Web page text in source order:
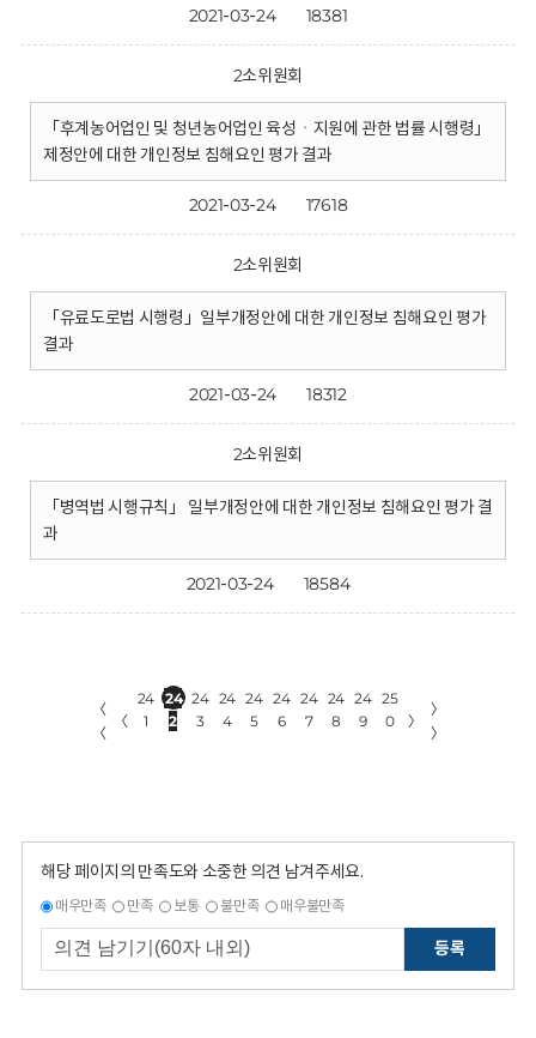
2021-03-24 18381
2소위원회
「후계농어업인 및 청년농어업인 육성ㆍ지원에 관한 법률 시행령」
제정안에 대한 개인정보 침해요인 평가 결과
2021-03-24 17618
2소위원회
「유료도로법 시행령」일부개정안에 대한 개인정보 침해요인 평가
결과
2021-03-24 18312
2소위원회
「병역법 시행규칙」 일부개정안에 대한 개인정보 침해요인 평가 결
과
2021-03-24 18584
〈
〈
〈
24
1
24
2
24
3
24
4
24
5
24
6
24
7
24
8
24
9
25
0
〉
〉
〉
해당 페이지의 만족도와 소중한 의견 남겨주세요.
매우만족 만족 보통 불만족 매우불만족
등록